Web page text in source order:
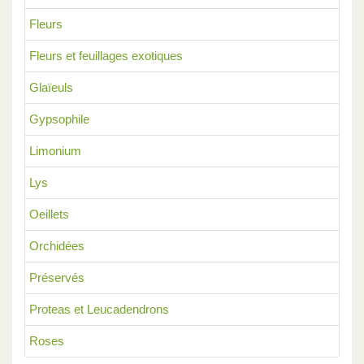
Fleurs
Fleurs et feuillages exotiques
Glaïeuls
Gypsophile
Limonium
Lys
Oeillets
Orchidées
Préservés
Proteas et Leucadendrons
Roses